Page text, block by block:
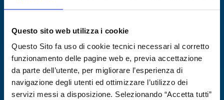
Questo sito web utilizza i cookie
Questo Sito fa uso di cookie tecnici necessari al corretto
funzionamento delle pagine web e, previa accettazione
da parte dell’utente, per migliorare l’esperienza di
navigazione degli utenti ed ottimizzare l’utilizzo dei
servizi messi a disposizione. Selezionando “Accetta tutti”
Scade il25 febbraio 2027